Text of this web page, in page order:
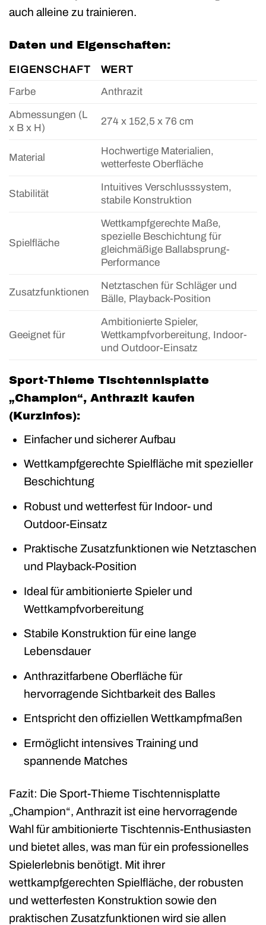
auch alleine zu trainieren.
Daten und Eigenschaften:
EIGENSCHAFT
WERT
Farbe
Anthrazit
Abmessungen (L
x B x H)
274 x 152,5 x 76 cm
Material
Hochwertige Materialien,
wetterfeste Oberfläche
Stabilität
Intuitives Verschlusssystem,
stabile Konstruktion
Spielfläche
Wettkampfgerechte Maße,
spezielle Beschichtung für
gleichmäßige Ballabsprung-
Performance
Zusatzfunktionen
Netztaschen für Schläger und
Bälle, Playback-Position
Geeignet für
Ambitionierte Spieler,
Wettkampfvorbereitung, Indoor-
und Outdoor-Einsatz
Sport-Thieme Tischtennisplatte
„Champion“, Anthrazit kaufen
(Kurzinfos):
Einfacher und sicherer Aufbau
Wettkampfgerechte Spielfläche mit spezieller
Beschichtung
Robust und wetterfest für Indoor- und
Outdoor-Einsatz
Praktische Zusatzfunktionen wie Netztaschen
und Playback-Position
Ideal für ambitionierte Spieler und
Wettkampfvorbereitung
Stabile Konstruktion für eine lange
Lebensdauer
Anthrazitfarbene Oberfläche für
hervorragende Sichtbarkeit des Balles
Entspricht den offiziellen Wettkampfmaßen
Ermöglicht intensives Training und
spannende Matches
Fazit: Die Sport-Thieme Tischtennisplatte
„Champion“, Anthrazit ist eine hervorragende
Wahl für ambitionierte Tischtennis-Enthusiasten
und bietet alles, was man für ein professionelles
Spielerlebnis benötigt. Mit ihrer
wettkampfgerechten Spielfläche, der robusten
und wetterfesten Konstruktion sowie den
praktischen Zusatzfunktionen wird sie allen